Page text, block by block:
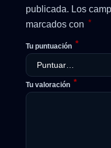
publicada. Los
marcados con *
Tu puntuación *
Tu valoración *